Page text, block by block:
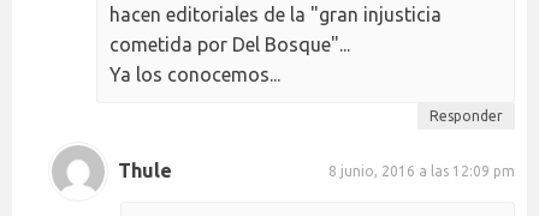
hacen editoriales de la "gran injusticia
cometida por Del Bosque"...
Ya los conocemos...
Responder
Thule 8 junio, 2016 a las 12:09 pm